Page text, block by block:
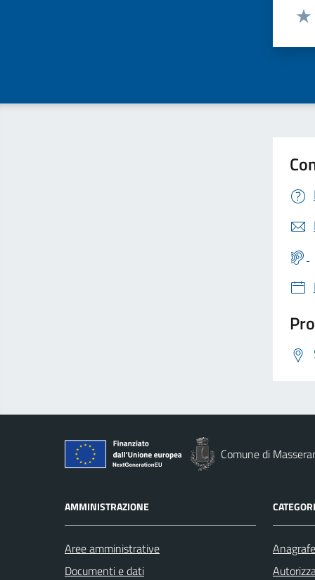
Comune di
AMMINISTRAZIONE
Aree amministrative
Documenti e dati